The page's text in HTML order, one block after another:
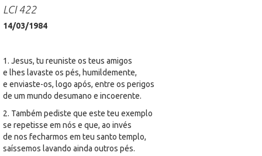
LCI 422
14/03/1984
1. Jesus, tu reuniste os teus amigos
e lhes lavaste os pés, humildemente,
e enviaste-os, logo após, entre os perigos
de um mundo desumano e incoerente.
2. Também pediste que este teu exemplo
se repetisse em nós e que, ao invés
de nos fecharmos em teu santo templo,
saíssemos lavando ainda outros pés.